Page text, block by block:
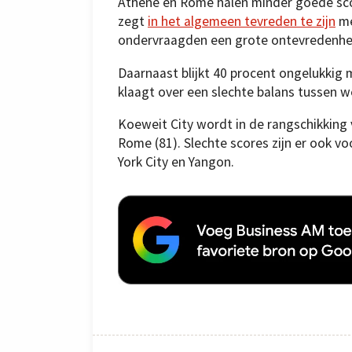
zegt in het algemeen tevreden te zijn
ondervraagden een grote
Daarnaast blijkt 40 procent
klaagt over een slechte balans tussen
Koeweit City wordt in de
Rome (81). Slechte scores zijn er ook
York City en Yangon.